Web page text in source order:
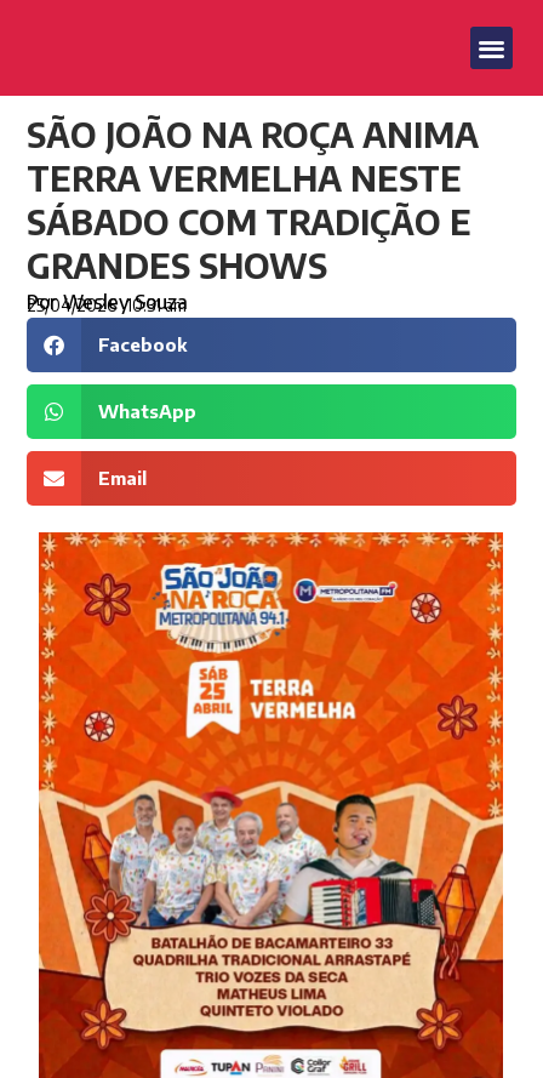
SÃO JOÃO NA ROÇA ANIMA
TERRA VERMELHA NESTE
SÁBADO COM TRADIÇÃO E
GRANDES SHOWS
PorWesley Souza
25/04/2026 10:31 am
Facebook
WhatsApp
Email